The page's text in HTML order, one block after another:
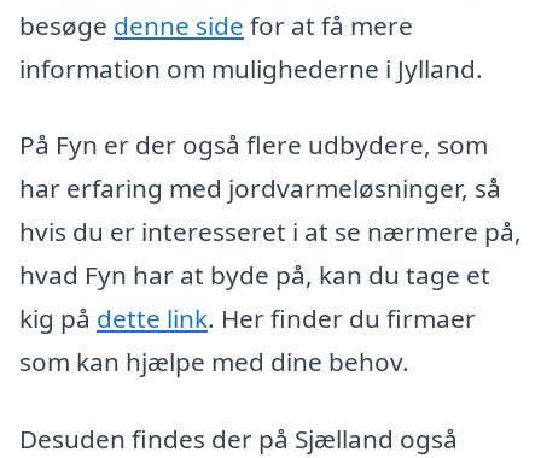
besøge denne side for at få mere
information om mulighederne i Jylland.
På Fyn er der også flere udbydere, som
har erfaring med jordvarmeløsninger, så
hvis du er interesseret i at se nærmere på,
hvad Fyn har at byde på, kan du tage et
kig på dette link. Her finder du firmaer
som kan hjælpe med dine behov.
Desuden findes der på Sjælland også